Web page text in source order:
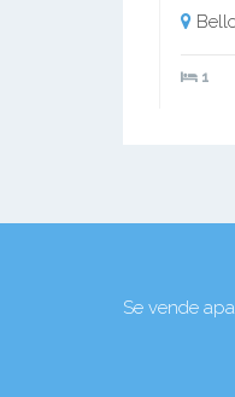
1
Se vende